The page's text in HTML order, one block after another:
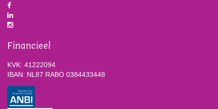
Financieel
KVK: 41222094
IBAN: NL87 RABO 0384433448